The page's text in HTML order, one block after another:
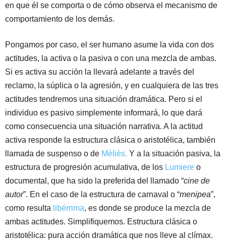
en que él se comporta o de cómo observa el mecanismo de
comportamiento de los demás.
Pongamos por caso, el ser humano asume la vida con dos
actitudes, la activa o la pasiva o con una mezcla de ambas.
Si es activa su acción la llevará adelante a través del
reclamo, la súplica o la agresión, y en cualquiera de las tres
actitudes tendremos una situación dramática. Pero si el
individuo es pasivo simplemente informará, lo que dará
como consecuencia una situación narrativa. A la actitud
activa responde la estructura clásica o aristotélica, también
llamada de suspenso o de Mèliès. Y a la situación pasiva, la
estructura de progresión acumulativa, de los Lumiere o
documental, que ha sido la preferida del llamado “cine de
autor”. En el caso de la estructura de carnaval o “menipea”,
como resulta libérrima, es donde se produce la mezcla de
ambas actitudes. Simplifiquemos. Estructura clásica o
aristotélica: pura acción dramática que nos lleve al clímax.